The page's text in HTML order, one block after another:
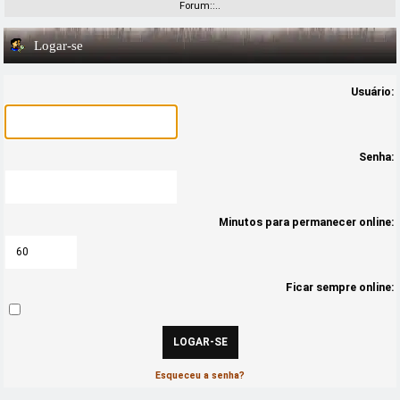
Forum::..
Logar-se
Usuário:
Senha:
Minutos para permanecer online:
Ficar sempre online:
Esqueceu a senha?